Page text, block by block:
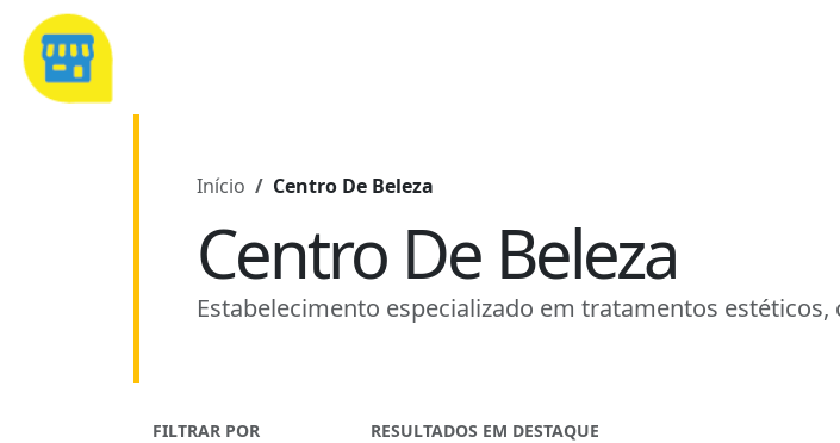
Início Centro De Beleza
Centro De Beleza
Estabelecimento especializado em tratamentos
FILTRAR POR RESULTADOS EM DESTAQUE